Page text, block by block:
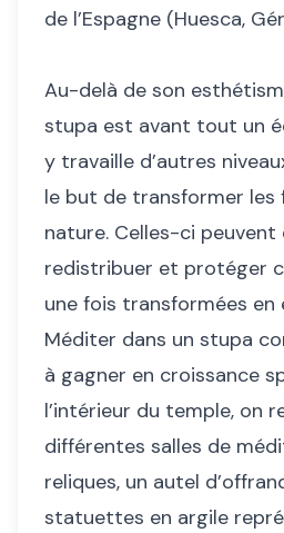
de l’Espagne (Huesca,
Au-delà de son
stupa est avant tout un
y travaille d’autres
le but de transformer les
nature. Celles-ci peuvent
redistribuer et protéger
une fois transformées en
Méditer dans un stupa
à gagner en croissance
l’intérieur du temple, on
différentes salles de
reliques, un autel
statuettes en argile